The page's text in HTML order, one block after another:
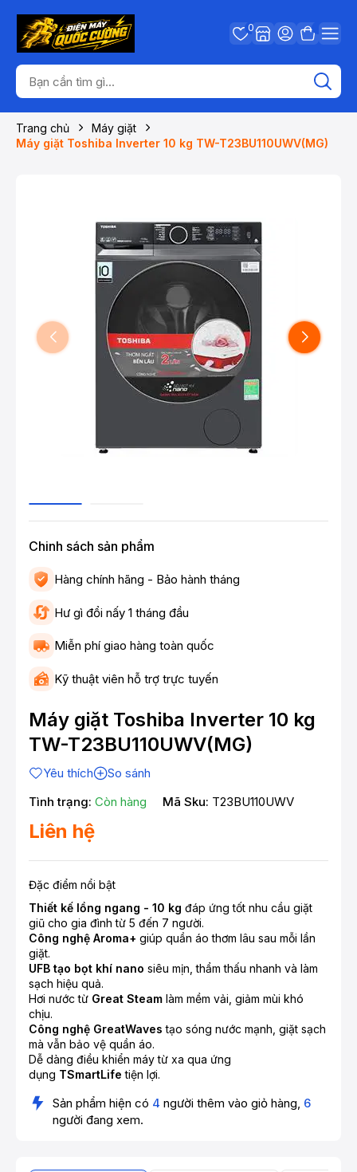
0
Trang chủ
Máy giặt
Máy giặt Toshiba Inverter 10 kg TW-T23BU110UWV(MG)
Chinh sách sản phẩm
Hàng chính hãng - Bảo hành tháng
Hư gì đổi nấy 1 tháng đầu
Miễn phí giao hàng toàn quốc
Kỹ thuật viên hỗ trợ trực tuyến
Máy giặt Toshiba Inverter 10 kg
TW-T23BU110UWV(MG)
Yêu thích
So sánh
Tình trạng: Còn hàng Mã Sku: T23BU110UWV
Liên hệ
Đặc điểm nổi bật
Thiết kế lồng ngang - 10 kg đáp ứng tốt nhu cầu giặt
giũ cho gia đình từ 5 đến 7 người.
Công nghệ Aroma+ giúp quần áo thơm lâu sau mỗi lần
giặt.
UFB tạo bọt khí nano siêu mịn, thẩm thấu nhanh và làm
sạch hiệu quả.
Hơi nước từ Great Steam làm mềm vải, giảm mùi khó
chịu.
Công nghệ GreatWaves tạo sóng nước mạnh, giặt sạch
mà vẫn bảo vệ quần áo.
Dễ dàng điều khiển máy từ xa qua ứng
dụng TSmartLife tiện lợi.
Sản phẩm hiện có 4 người thêm vào giỏ hàng, 6
người đang xem.